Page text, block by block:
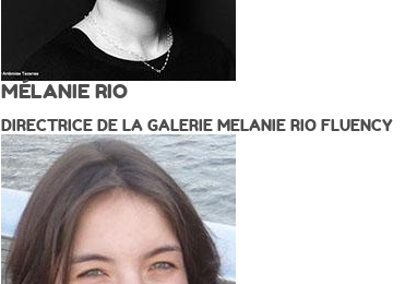
MÉLANIE RIO
DIRECTRICE DE LA GALERIE MELANIE RIO FLUENCY